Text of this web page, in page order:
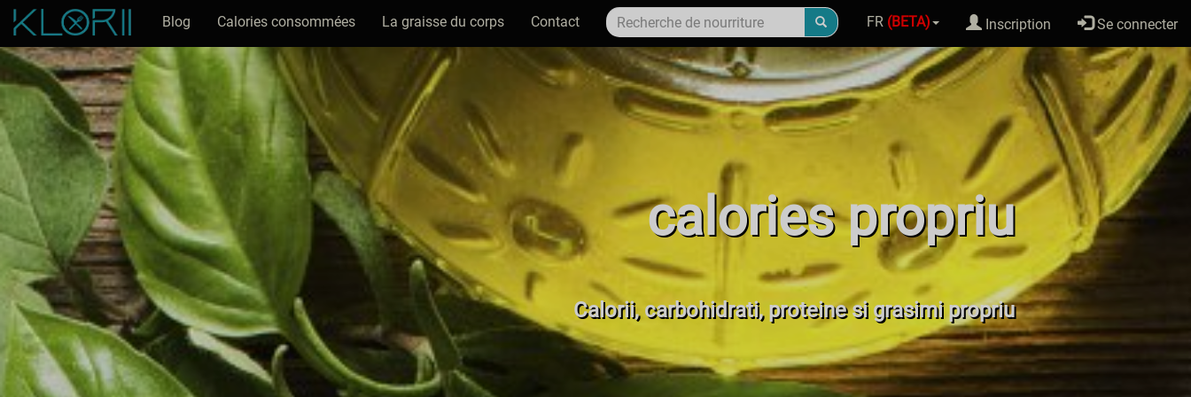
Blog Calories consommées La graisse du corps Contact FR (BETA) Inscription Se connecter
calories propriu
Calorii, carbohidrati, proteine si grasimi propriu